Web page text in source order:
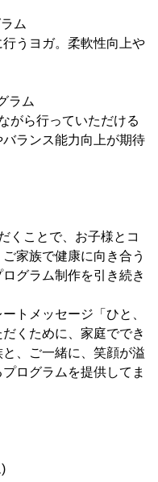
ム
うヨガ。柔軟性向上や
ラム
ら行っていただける
ランス能力向上が期待
くことで、お子様とコ
家族で健康に向き合う
グラム制作を引き続き
トメッセージ「ひと、
くために、家庭ででき
、ご一緒に、笑顔が溢
ログラムを提供してま